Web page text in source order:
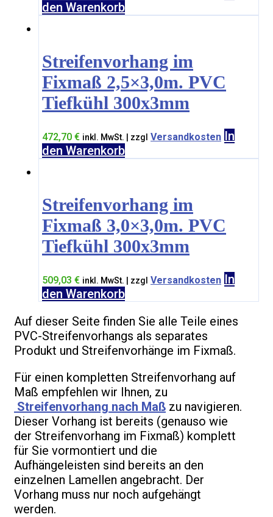
den Warenkorb
Streifenvorhang im
Fixmaß 2,5×3,0m. PVC
Tiefkühl 300x3mm
472,70 € inkl. MwSt. | zzgl Versandkosten In
den Warenkorb
Streifenvorhang im
Fixmaß 3,0×3,0m. PVC
Tiefkühl 300x3mm
509,03 € inkl. MwSt. | zzgl Versandkosten In
den Warenkorb
Auf dieser Seite finden Sie alle Teile eines
PVC-Streifenvorhangs als separates
Produkt und Streifenvorhänge im Fixmaß.
Für einen kompletten Streifenvorhang auf
Maß empfehlen wir Ihnen, zu
Streifenvorhang nach Maß zu navigieren.
Dieser Vorhang ist bereits (genauso wie
der Streifenvorhang im Fixmaß) komplett
für Sie vormontiert und die
Aufhängeleisten sind bereits an den
einzelnen Lamellen angebracht. Der
Vorhang muss nur noch aufgehängt
werden.